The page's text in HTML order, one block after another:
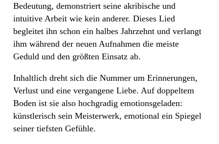
Bedeutung, demonstriert seine akribische und
intuitive Arbeit wie kein anderer. Dieses Lied
begleitet ihn schon ein halbes Jahrzehnt und verlangt
ihm während der neuen Aufnahmen die meiste
Geduld und den größten Einsatz ab.
Inhaltlich dreht sich die Nummer um Erinnerungen,
Verlust und eine vergangene Liebe. Auf doppeltem
Boden ist sie also hochgradig emotionsgeladen:
künstlerisch sein Meisterwerk, emotional ein Spiegel
seiner tiefsten Gefühle.